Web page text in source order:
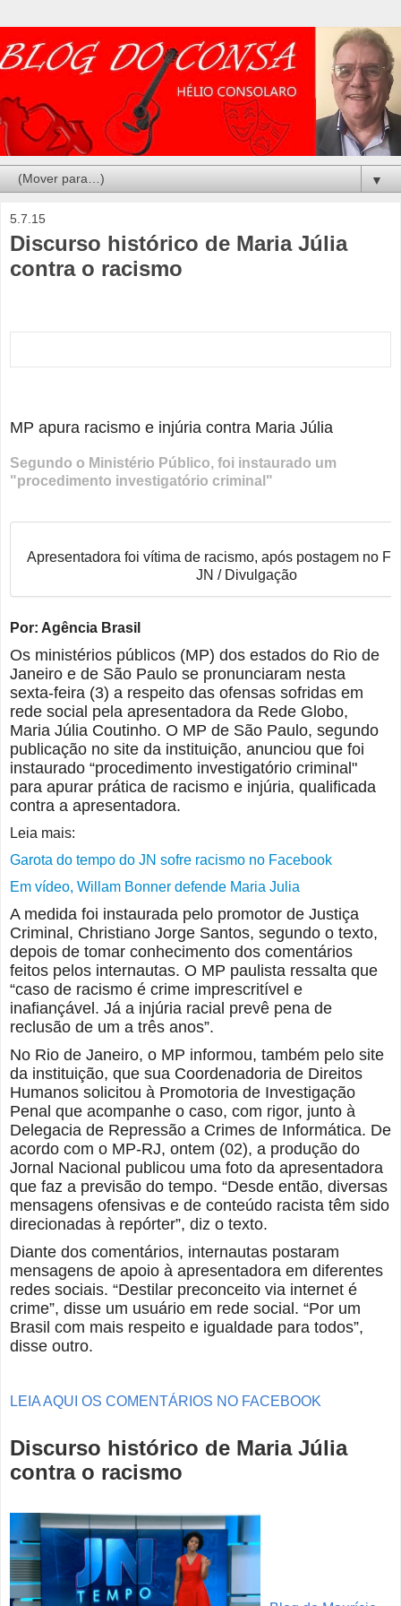
▼
5.7.15
Discurso histórico de Maria Júlia
contra o racismo
MP apura racismo e injúria contra Maria Júlia
Segundo o Ministério Público, foi instaurado um
"procedimento investigatório criminal"
Apresentadora foi vítima de racismo, após postagem no
JN / Divulgação
Por: Agência Brasil
Os ministérios públicos (MP) dos estados do Rio de
Janeiro e de São Paulo se pronunciaram nesta
sexta-feira (3) a respeito das ofensas sofridas em
rede social pela apresentadora da Rede Globo,
Maria Júlia Coutinho. O MP de São Paulo, segundo
publicação no site da instituição, anunciou que foi
instaurado “procedimento investigatório criminal"
para apurar prática de racismo e injúria, qualificada
contra a apresentadora.
Leia mais:
Garota do tempo do JN sofre racismo no Facebook
Em vídeo, Willam Bonner defende Maria Julia
A medida foi instaurada pelo promotor de Justiça
Criminal, Christiano Jorge Santos, segundo o texto,
depois de tomar conhecimento dos comentários
feitos pelos internautas. O MP paulista ressalta que
“caso de racismo é crime imprescritível e
inafiançável. Já a injúria racial prevê pena de
reclusão de um a três anos”.
No Rio de Janeiro, o MP informou, também pelo site
da instituição, que sua Coordenadoria de Direitos
Humanos solicitou à Promotoria de Investigação
Penal que acompanhe o caso, com rigor, junto à
Delegacia de Repressão a Crimes de Informática. De
acordo com o MP-RJ, ontem (02), a produção do
Jornal Nacional publicou uma foto da apresentadora
que faz a previsão do tempo. “Desde então, diversas
mensagens ofensivas e de conteúdo racista têm sido
direcionadas à repórter”, diz o texto.
Diante dos comentários, internautas postaram
mensagens de apoio à apresentadora em diferentes
redes sociais. “Destilar preconceito via internet é
crime”, disse um usuário em rede social. “Por um
Brasil com mais respeito e igualdade para todos”,
disse outro.
LEIA AQUI OS COMENTÁRIOS NO FACEBOOK
Discurso histórico de Maria Júlia
contra o racismo